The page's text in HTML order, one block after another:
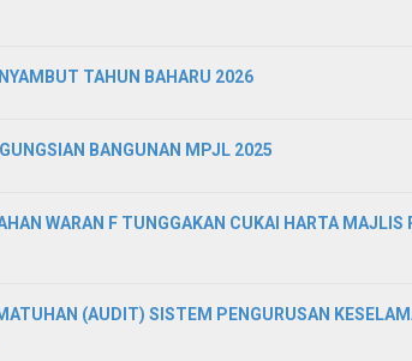
TAHUN BAHARU 2026
BANGUNAN MPJL 2025
WARAN F TUNGGAKAN CUKAI HARTA
(AUDIT) SISTEM PENGURUSAN